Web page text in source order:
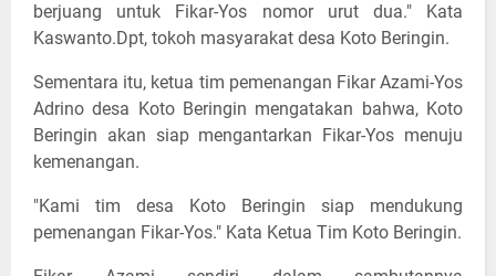
berjuang untuk Fikar-Yos nomor urut dua." Kata
Kaswanto.Dpt, tokoh masyarakat desa Koto Beringin.
Sementara itu, ketua tim pemenangan Fikar Azami-Yos
Adrino desa Koto Beringin mengatakan bahwa, Koto
Beringin akan siap mengantarkan Fikar-Yos menuju
kemenangan.
"Kami tim desa Koto Beringin siap mendukung
pemenangan Fikar-Yos." Kata Ketua Tim Koto Beringin.